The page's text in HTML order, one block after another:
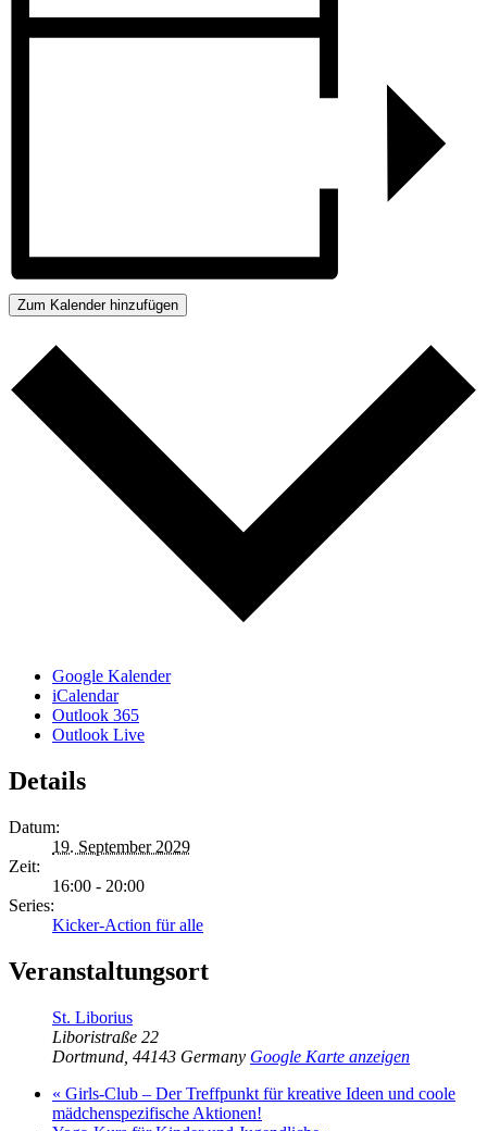
Zum Kalender hinzufügen
Google Kalender
iCalendar
Outlook 365
Outlook Live
Details
Datum:
19. September 2029
Zeit:
16:00 - 20:00
Series:
Kicker-Action für alle
Veranstaltungsort
St. Liborius
Liboristraße 22
Dortmund 44143 Germany Google Karte anzeigen
« Girls-Club – Der Treffpunkt für kreative Ideen und coole
mädchenspezifische Aktionen!